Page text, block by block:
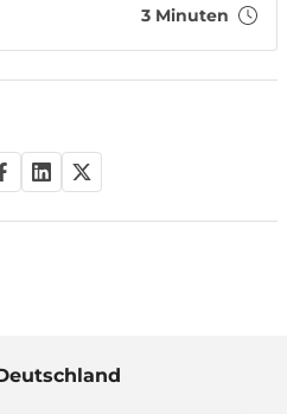
der öffentlichen Gesundheit
3 Minuten